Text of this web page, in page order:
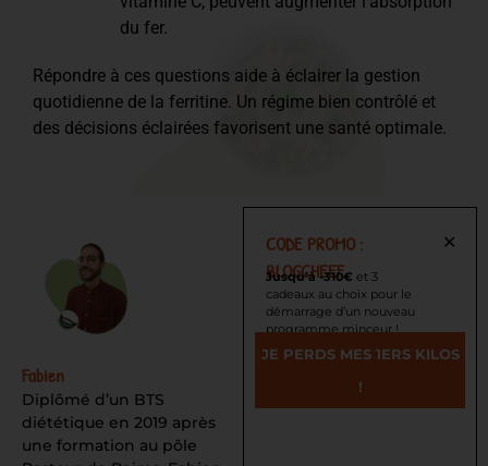
du fer.
Répondre à ces questions aide à éclairer la gestion
quotidienne de la ferritine. Un régime bien contrôlé et
des décisions éclairées favorisent une santé optimale.
Fabien
Diplômé d’un BTS
diététique en 2019 après
une formation au pôle
CODE PROMO :
BLOGCHEEF
Jusqu’à -310€ et 3
cadeaux au choix pour le
démarrage d’un nouveau
programme minceur !
✕
JE PERDS MES 1ERS KILOS
!